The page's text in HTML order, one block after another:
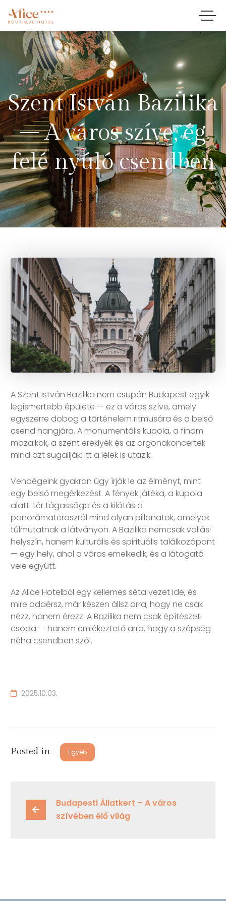
Szent István Bazilika
– A város szíve, ég
felé nyúló csendben
A Szent István Bazilika nem csupán Budapest egyik
legismertebb épülete — ez a város szíve, amely
egyszerre dobog a történelem ritmusára és a belső
csend hangjára. A monumentális kupola, a finom
mozaikok, a szent ereklyék és az orgonakoncertek
mind azt sugallják: itt a lélek is utazik.
Vendégeink gyakran úgy írják le az élményt, mint
egy belső megérkezést. A fények játéka, a kupola
alatti tér tágassága és a kilátás a
panorámateraszról mind olyan pillanatok, amelyek
túlmutatnak a látványon. A Bazilika nemcsak vallási
helyszín, hanem kulturális és spirituális találkozópont
— egy hely, ahol a város emelkedik, és a látogató
vele együtt.
Az Alice Hotelből egy kellemes séta vezet ide, és
mire odaérsz, már készen állsz arra, hogy ne csak
nézz, hanem érezz. A Bazilika nem csak építészeti
csoda — hanem emlékeztető arra, hogy a szépség
néha csendben szól.
2025.10.03.
Posted in Egyéb
Budapesti Állatkert – A város
szívében élő világ